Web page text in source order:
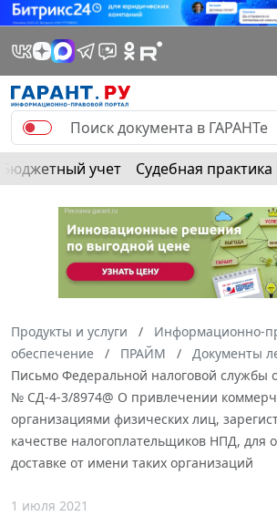
Бюджетный учет Судебная практика
Продукты и услуги
Информационно-
обеспечение
ПРАЙМ
Документы
Письмо Федеральной налоговой службы
№ СД-4-3/8974@ О привлечении
организациями физических лиц,
качестве налогоплательщиков НПД, для
доставке от имени таких организаций
1 июля 2021